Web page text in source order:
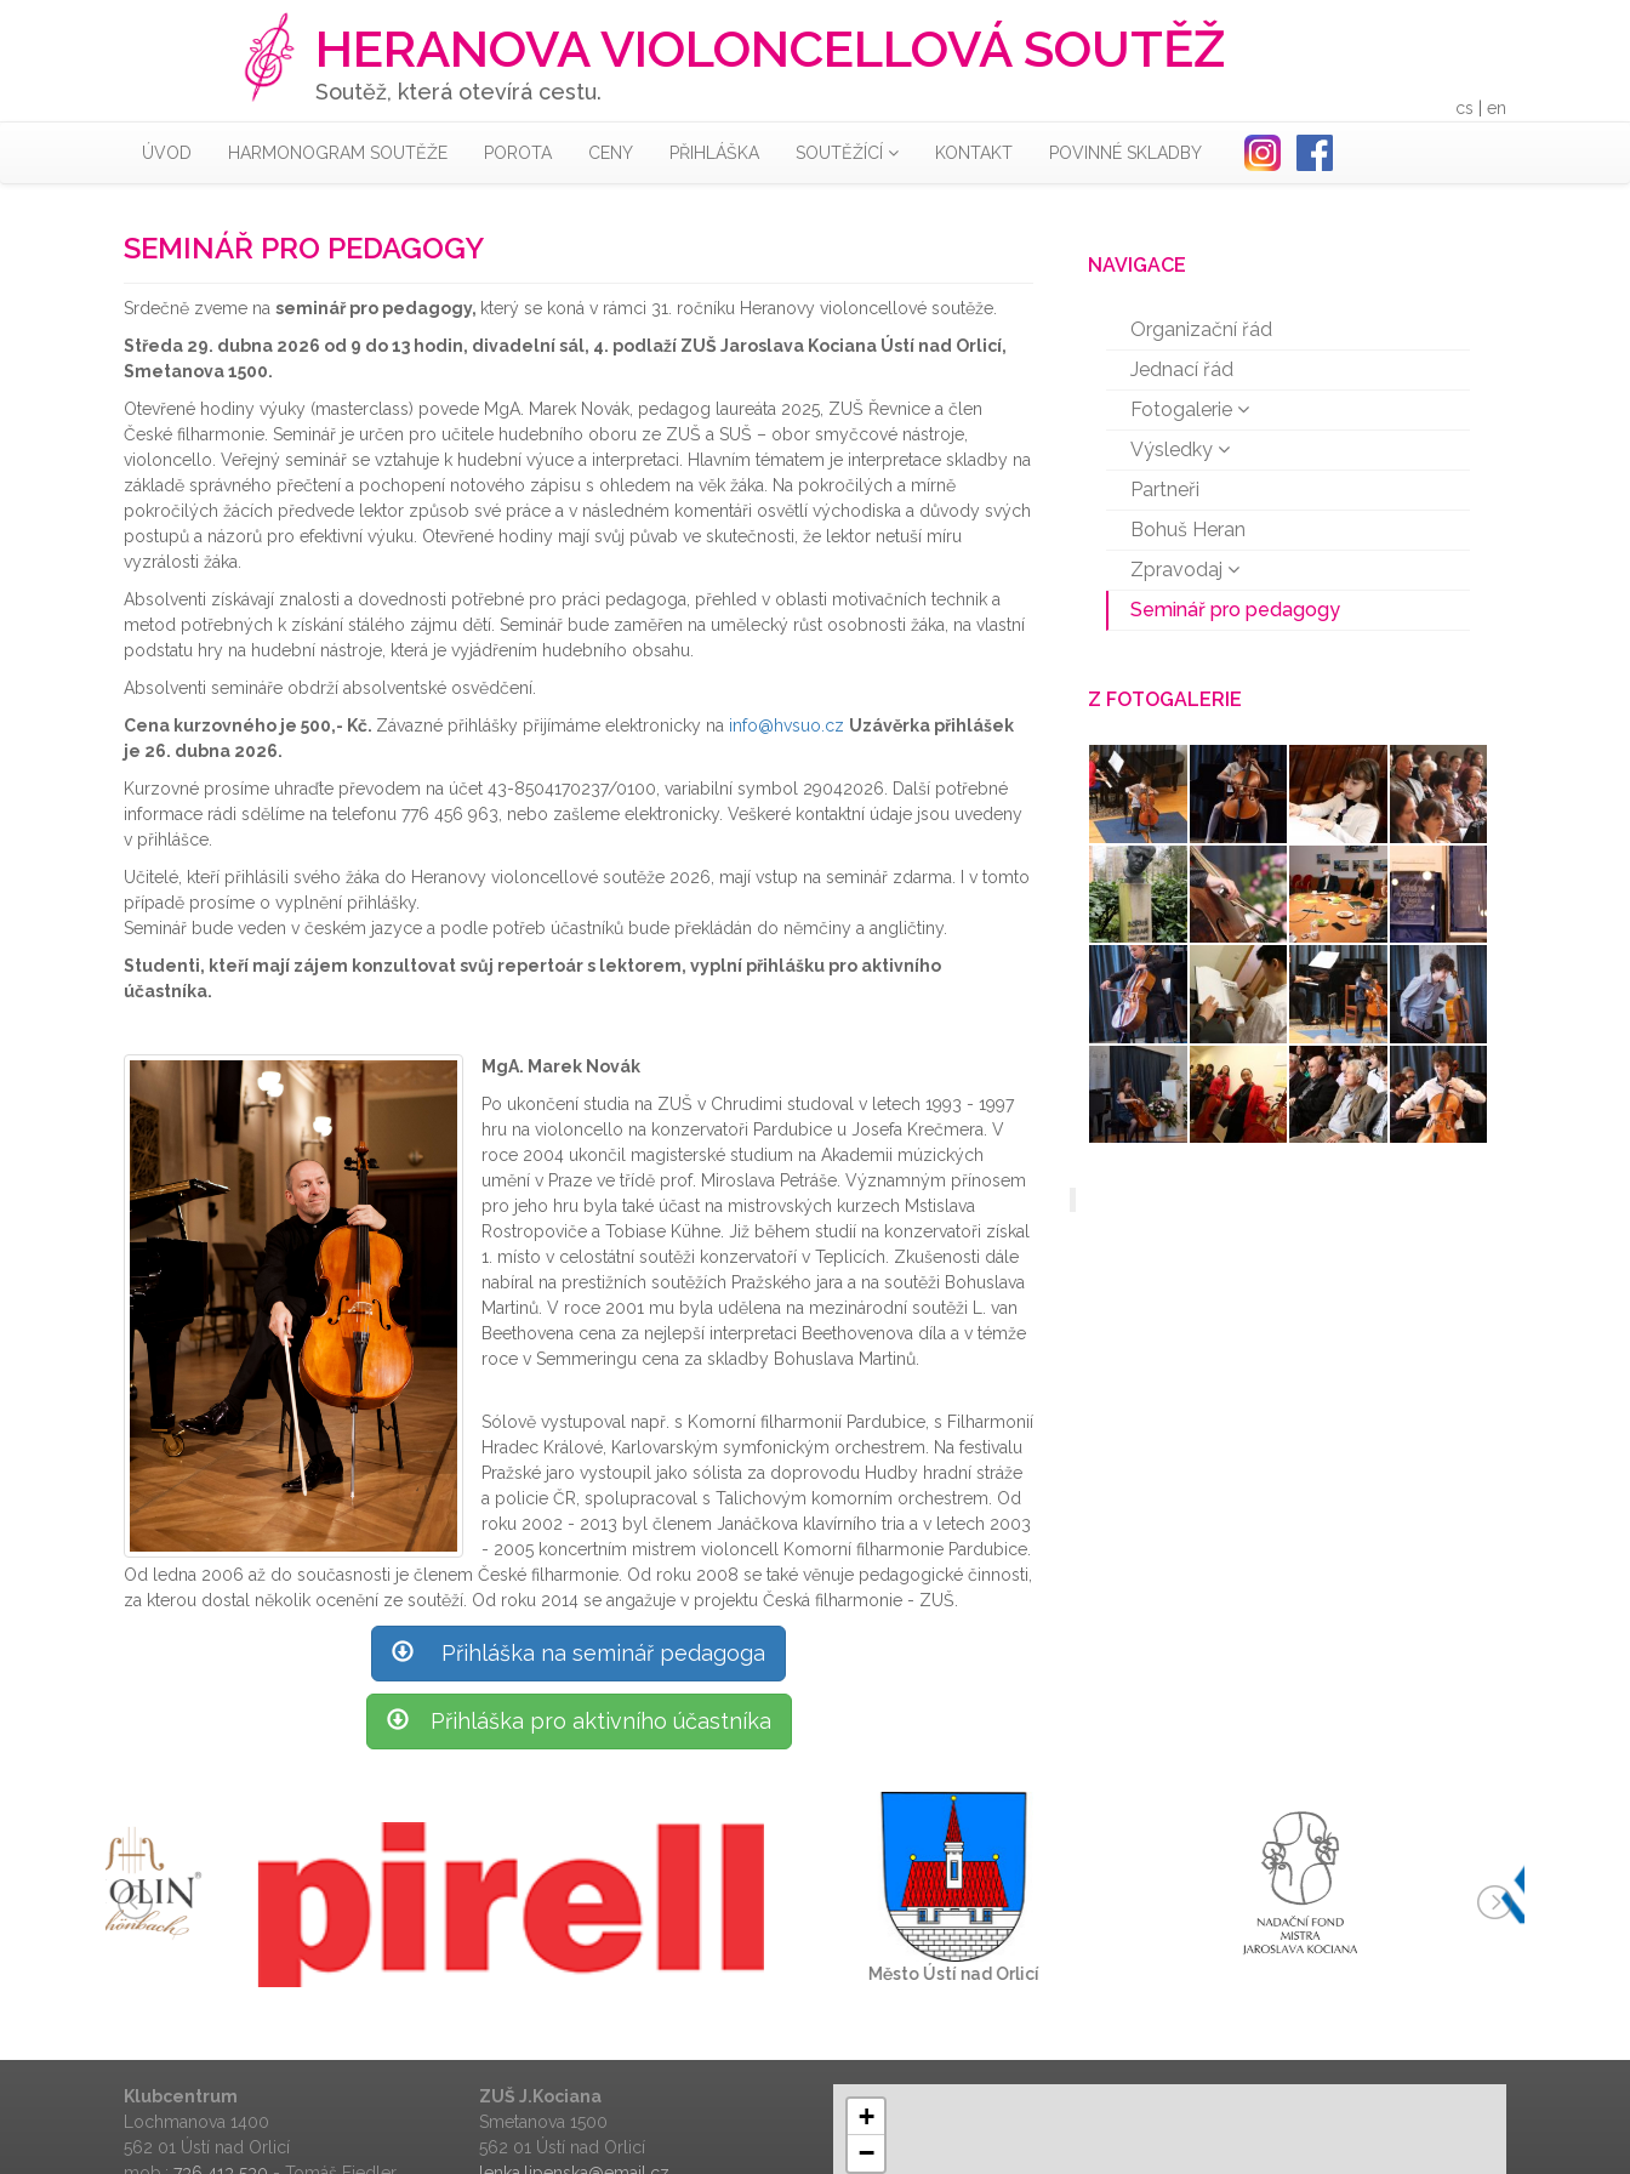
HERANOVA VIOLONCELLOVÁ SOUTĚŽ
Soutěž, která otevírá cestu.
cs en
ÚVOD HARMONOGRAM SOUTĚŽE POROTA CENY PŘIHLÁŠKA SOUTĚŽÍCÍ KONTAKT POVINNÉ SKLADBY
SEMINÁŘ PRO PEDAGOGY
Srdečně zveme na seminář pro pedagogy, který se koná v rámci 31. ročníku Heranovy violoncellové soutěže.
Středa 29. dubna 2026 od 9 do 13 hodin, divadelní sál, 4. podlaží ZUŠ Jaroslava Kociana Ústí nad Orlicí,
Smetanova 1500.
Otevřené hodiny výuky (masterclass) povede MgA. Marek Novák, pedagog laureáta 2025, ZUŠ Řevnice a člen
České filharmonie. Seminář je určen pro učitele hudebního oboru ze ZUŠ a SUŠ – obor smyčcové nástroje,
violoncello. Veřejný seminář se vztahuje k hudební výuce a interpretaci. Hlavním tématem je interpretace skladby na
základě správného přečtení a pochopení notového zápisu s ohledem na věk žáka. Na pokročilých a mírně
pokročilých žácích předvede lektor způsob své práce a v následném komentáři osvětlí východiska a důvody svých
postupů a názorů pro efektivní výuku. Otevřené hodiny mají svůj půvab ve skutečnosti, že lektor netuší míru
vyzrálosti žáka.
Absolventi získávají znalosti a dovednosti potřebné pro práci pedagoga, přehled v oblasti motivačních technik a
metod potřebných k získání stálého zájmu dětí. Seminář bude zaměřen na umělecký růst osobnosti žáka, na vlastní
podstatu hry na hudební nástroje, která je vyjádřením hudebního obsahu.
Absolventi semináře obdrží absolventské osvědčení.
Cena kurzovného je 500,- Kč. Závazné přihlášky přijímáme elektronicky na info@hvsuo.cz Uzávěrka přihlášek
je 26. dubna 2026.
Kurzovné prosíme uhraďte převodem na účet 43-8504170237/0100, variabilní symbol 29042026. Další potřebné
informace rádi sdělíme na telefonu 776 456 963, nebo zašleme elektronicky. Veškeré kontaktní údaje jsou uvedeny
v přihlášce.
Učitelé, kteří přihlásili svého žáka do Heranovy violoncellové soutěže 2026, mají vstup na seminář zdarma. I v tomto
případě prosíme o vyplnění přihlášky.
Seminář bude veden v českém jazyce a podle potřeb účastníků bude překládán do němčiny a angličtiny.
Studenti, kteří mají zájem konzultovat svůj repertoár s lektorem, vyplní přihlášku pro aktivního
účastníka.
MgA. Marek Novák
Po ukončení studia na ZUŠ v Chrudimi studoval v letech 1993 - 1997
hru na violoncello na konzervatoři Pardubice u Josefa Krečmera. V
roce 2004 ukončil magisterské studium na Akademii múzických
umění v Praze ve třídě prof. Miroslava Petráše. Významným přínosem
pro jeho hru byla také účast na mistrovských kurzech Mstislava
Rostropoviče a Tobiase Kühne. Již během studií na konzervatoři získal
1. místo v celostátní soutěži konzervatoří v Teplicích. Zkušenosti dále
nabíral na prestižních soutěžích Pražského jara a na soutěži Bohuslava
Martinů. V roce 2001 mu byla udělena na mezinárodní soutěži L. van
Beethovena cena za nejlepší interpretaci Beethovenova díla a v témže
roce v Semmeringu cena za skladby Bohuslava Martinů.
Sólově vystupoval např. s Komorní filharmonií Pardubice, s Filharmonií
Hradec Králové, Karlovarským symfonickým orchestrem. Na festivalu
Pražské jaro vystoupil jako sólista za doprovodu Hudby hradní stráže
a policie ČR, spolupracoval s Talichovým komorním orchestrem. Od
roku 2002 - 2013 byl členem Janáčkova klavírního tria a v letech 2003
- 2005 koncertním mistrem violoncell Komorní filharmonie Pardubice.
Od ledna 2006 až do současnosti je členem České filharmonie. Od roku 2008 se také věnuje pedagogické činnosti,
za kterou dostal několik ocenění ze soutěží. Od roku 2014 se angažuje v projektu Česká filharmonie - ZUŠ.
Přihláška na seminář pedagoga
Přihláška pro aktivního účastníka
NAVIGACE
Organizační řád
Jednací řád
Fotogalerie
Výsledky
Partneři
Bohuš Heran
Zpravodaj
Seminář pro pedagogy
Z FOTOGALERIE
Město Ústí nad Orlicí
Klubcentrum
Lochmanova 1400
562 01 Ústí nad Orlicí
ZUŠ J.Kociana
Smetanova 1500
562 01 Ústí nad Orlicí
+
−